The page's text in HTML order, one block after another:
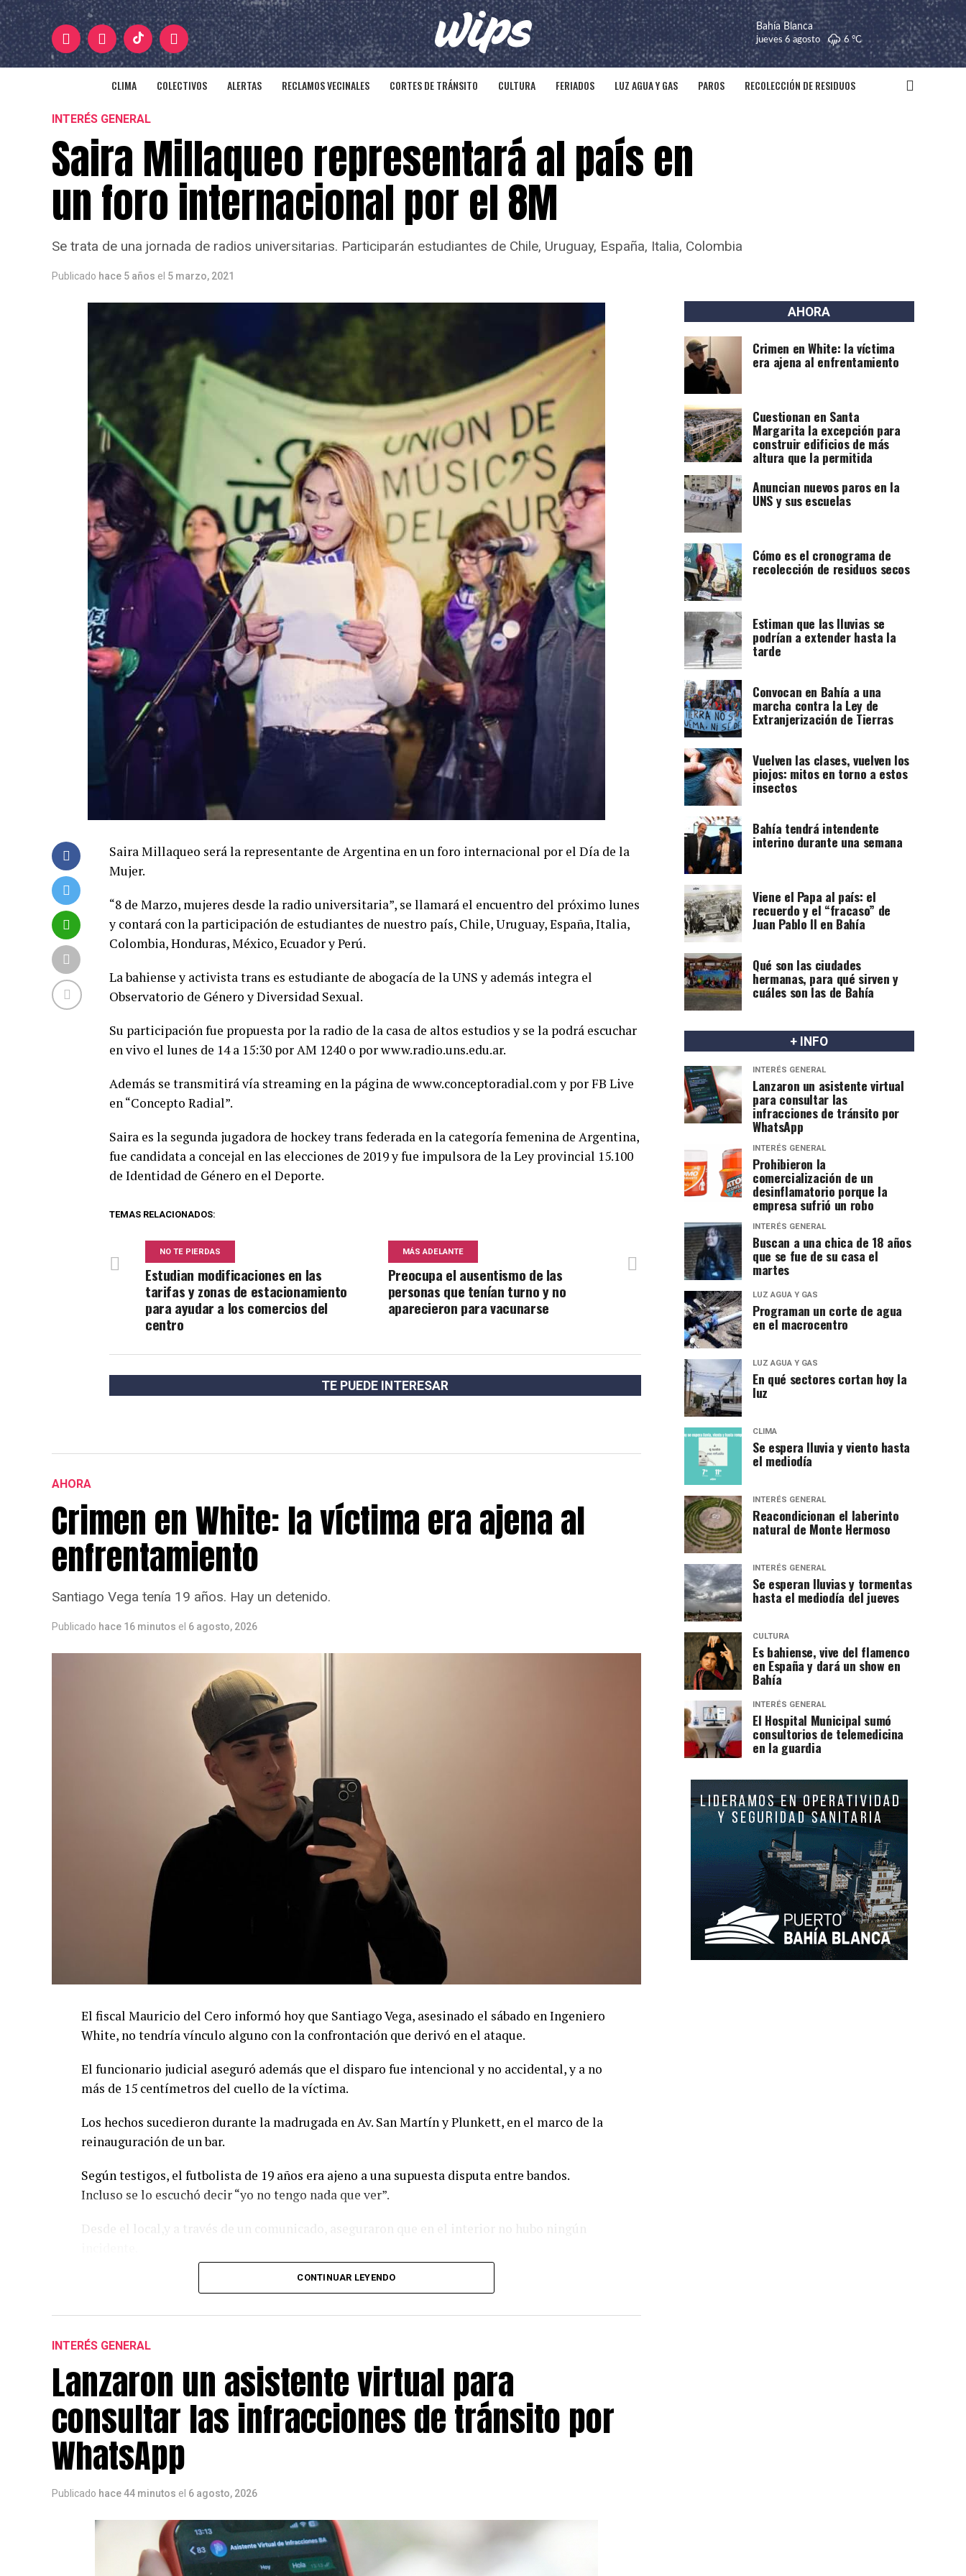
Bahía Blanca
jueves 6 agosto 6 °C
CLIMA COLECTIVOS ALERTAS RECLAMOS VECINALES CORTES DE TRÁNSITO CULTURA FERIADOS LUZ AGUA Y GAS PAROS RECOLECCIÓN DE RESIDUOS
INTERÉS GENERAL
Saira Millaqueo representará al país en
un foro internacional por el 8M
Se trata de una jornada de radios universitarias. Participarán estudiantes de Chile, Uruguay, España, Italia, Colombia
Publicado hace 5 años el 5 marzo, 2021
Saira Millaqueo será la representante de Argentina en un foro internacional por el Día de la
Mujer.
“8 de Marzo, mujeres desde la radio universitaria”, se llamará el encuentro del próximo lunes
y contará con la participación de estudiantes de nuestro país, Chile, Uruguay, España, Italia,
Colombia, Honduras, México, Ecuador y Perú.
La bahiense y activista trans es estudiante de abogacía de la UNS y además integra el
Observatorio de Género y Diversidad Sexual.
Su participación fue propuesta por la radio de la casa de altos estudios y se la podrá escuchar
en vivo el lunes de 14 a 15:30 por AM 1240 o por www.radio.uns.edu.ar.
Además se transmitirá vía streaming en la página de www.conceptoradial.com y por FB Live
en “Concepto Radial”.
Saira es la segunda jugadora de hockey trans federada en la categoría femenina de Argentina,
fue candidata a concejal en las elecciones de 2019 y fue impulsora de la Ley provincial 15.100
de Identidad de Género en el Deporte.
TEMAS RELACIONADOS:
MÁS ADELANTE
Preocupa el ausentismo de las
personas que tenían turno y no
aparecieron para vacunarse
NO TE PIERDAS
Estudian modificaciones en las
tarifas y zonas de estacionamiento
para ayudar a los comercios del
centro
TE PUEDE INTERESAR
AHORA
Crimen en White: la víctima era ajena al
enfrentamiento
Santiago Vega tenía 19 años. Hay un detenido.
Publicado hace 16 minutos el 6 agosto, 2026
El fiscal Mauricio del Cero informó hoy que Santiago Vega, asesinado el sábado en Ingeniero
White, no tendría vínculo alguno con la confrontación que derivó en el ataque.
El funcionario judicial aseguró además que el disparo fue intencional y no accidental, y a no
más de 15 centímetros del cuello de la víctima.
Los hechos sucedieron durante la madrugada en Av. San Martín y Plunkett, en el marco de la
reinauguración de un bar.
Según testigos, el futbolista de 19 años era ajeno a una supuesta disputa entre bandos.
Incluso se lo escuchó decir “yo no tengo nada que ver”.
Desde el local,y a través de un comunicado, aseguraron que en el interior no hubo ningún
CONTINUAR LEYENDO
INTERÉS GENERAL
Lanzaron un asistente virtual para
consultar las infracciones de tránsito por
WhatsApp
Publicado hace 44 minutos el 6 agosto, 2026
AHORA
Crimen en White: la víctima
era ajena al enfrentamiento
Cuestionan en Santa
Margarita la excepción para
construir edificios de más
altura que la permitida
Anuncian nuevos paros en la
UNS y sus escuelas
Cómo es el cronograma de
recolección de residuos secos
Estiman que las lluvias se
podrían a extender hasta la
tarde
Convocan en Bahía a una
marcha contra la Ley de
Extranjerización de Tierras
Vuelven las clases, vuelven los
piojos: mitos en torno a estos
insectos
Bahía tendrá intendente
interino durante una semana
Viene el Papa al país: el
recuerdo y el “fracaso” de
Juan Pablo II en Bahía
Qué son las ciudades
hermanas, para qué sirven y
cuáles son las de Bahía
+ INFO
INTERÉS GENERAL
Lanzaron un asistente virtual
para consultar las
infracciones de tránsito por
WhatsApp
INTERÉS GENERAL
Prohibieron la
comercialización de un
desinflamatorio porque la
empresa sufrió un robo
INTERÉS GENERAL
Buscan a una chica de 18 años
que se fue de su casa el
martes
LUZ AGUA Y GAS
Programan un corte de agua
en el macrocentro
LUZ AGUA Y GAS
En qué sectores cortan hoy la
luz
CLIMA
Se espera lluvia y viento hasta
el mediodía
INTERÉS GENERAL
Reacondicionan el laberinto
natural de Monte Hermoso
INTERÉS GENERAL
Se esperan lluvias y tormentas
hasta el mediodía del jueves
CULTURA
Es bahiense, vive del flamenco
en España y dará un show en
Bahía
INTERÉS GENERAL
El Hospital Municipal sumó
consultorios de telemedicina
en la guardia